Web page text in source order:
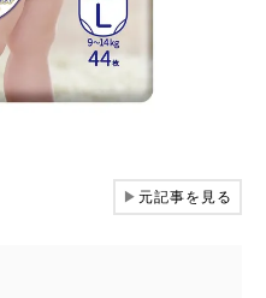
▶元記事を見る